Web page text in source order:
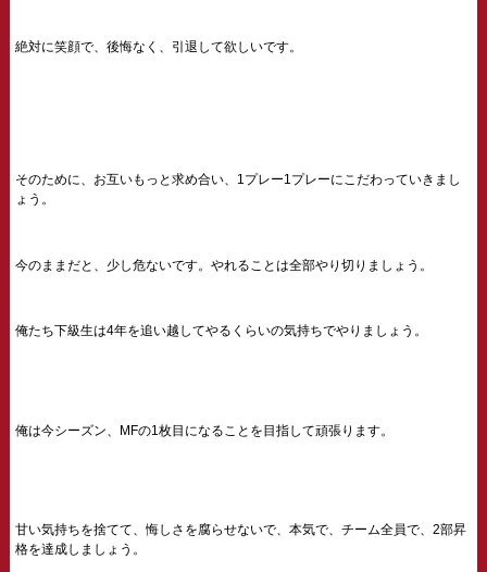
絶対に笑顔で、後悔なく、引退して欲しいです。
そのために、お互いもっと求め合い、1プレー1プレーにこだわっていきまし
ょう。
今のままだと、少し危ないです。やれることは全部やり切りましょう。
俺たち下級生は4年を追い越してやるくらいの気持ちでやりましょう。
俺は今シーズン、MFの1枚目になることを目指して頑張ります。
甘い気持ちを捨てて、悔しさを腐らせないで、本気で、チーム全員で、2部昇
格を達成しましょう。